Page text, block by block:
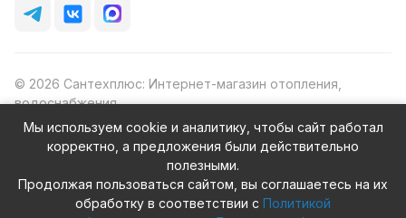
© 2026 Сантехплюс: Интернет-магазин отопления,
водоснабжения
Юридический адрес: 390023, г. Рязань, проезд Яблочкова,
ИНН/КПП: 6230087631/623001001
ОГРН: 1156230000080
Мы используем cookie и аналитику, чтобы сайт работал
корректно, а предложения были действительно
полезными.
Продолжая пользоваться сайтом, вы соглашаетесь на их
обработку в соответствии с Политикой